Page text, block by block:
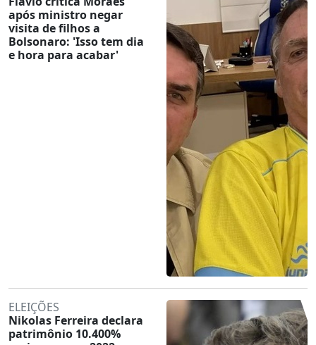
após ministro negar
visita de filhos a
Bolsonaro: 'Isso tem dia
e hora para acabar'
ELEIÇÕES
Nikolas Ferreira declara
patrimônio 10.400%